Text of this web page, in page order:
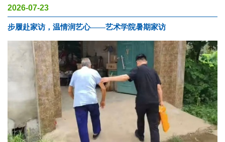
2026-07-23
步履赴家访，温情润艺心——艺术学院暑期家访